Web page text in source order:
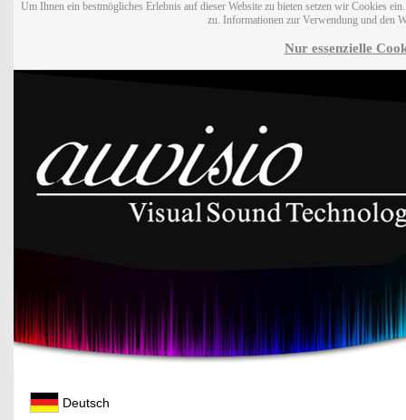
Um Ihnen ein bestmögliches Erlebnis auf dieser Website zu bieten setzen wir Cookies
zu. Informationen zur Verwendung und den
Nur essenzielle
Deutsch